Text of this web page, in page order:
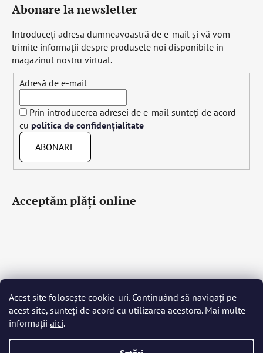
Acest site folosește cookie-uri. Continuând să navigați pe
acest site, sunteți de acord cu utilizarea acestora. Mai multe
informații aici.
Abonare la newsletter
Introduceţi adresa dumneavoastră de e-mail şi vă vom
trimite informaţii despre produsele noi disponibile în
magazinul nostru virtual.
Adresă de e-mail
Prin introducerea adresei de e-mail sunteți de acord
cu politica de confidențialitate
ABONARE
Acceptăm plăţi online
Čeština Slovenčina English Deutsch Magyar
Język polski
Română Italiano Español Français
Português
Nederlands Українська Ελληνικά Svenska Dansk